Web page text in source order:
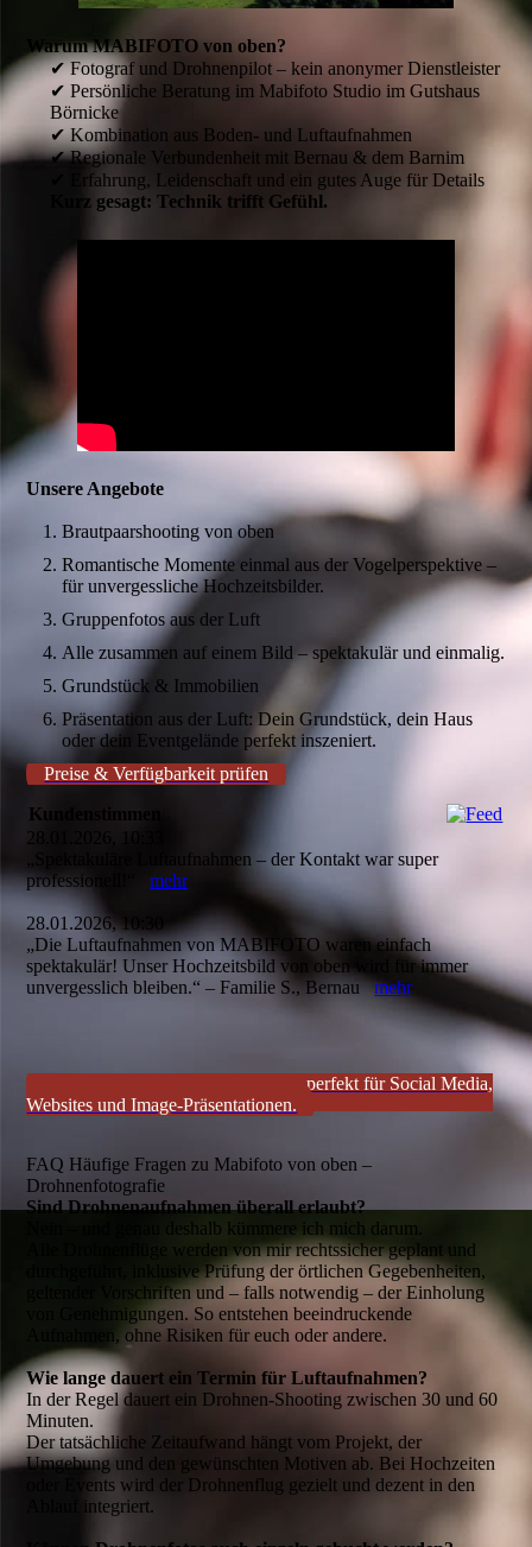
Warum MABIFOTO von oben?
✔ Fotograf und Drohnenpilot – kein anonymer Dienstleister
✔ Persönliche Beratung im Mabifoto Studio im Gutshaus
Börnicke
✔ Kombination aus Boden- und Luftaufnahmen
✔ Regionale Verbundenheit mit Bernau & dem Barnim
✔ Erfahrung, Leidenschaft und ein gutes Auge für Details
Kurz gesagt: Technik trifft Gefühl.
Unsere Angebote
Brautpaarshooting von oben
Romantische Momente einmal aus der Vogelperspektive –
für unvergessliche Hochzeitsbilder.
Gruppenfotos aus der Luft
Alle zusammen auf einem Bild – spektakulär und einmalig.
Grundstück & Immobilien
Präsentation aus der Luft: Dein Grundstück, dein Haus
oder dein Eventgelände perfekt inszeniert.
Preise & Verfügbarkeit prüfen
Kundenstimmen
28.01.2026, 10:33
„Spektakuläre Luftaufnahmen – der Kontakt war super
professionell!“mehr
28.01.2026, 10:30
„Die Luftaufnahmen von MABIFOTO waren einfach
spektakulär! Unser Hochzeitsbild von oben wird für immer
unvergesslich bleiben.“ – Familie S., Bernaumehr
Drohnenfotos und -videos in 4K – perfekt für Social Media,
Websites und Image-Präsentationen.
FAQ Häufige Fragen zu Mabifoto von oben –
Drohnenfotografie
Sind Drohnenaufnahmen überall erlaubt?
Nein – und genau deshalb kümmere ich mich darum.
Alle Drohnenflüge werden von mir rechtssicher geplant und
durchgeführt, inklusive Prüfung der örtlichen Gegebenheiten,
geltender Vorschriften und – falls notwendig – der Einholung
von Genehmigungen. So entstehen beeindruckende
Aufnahmen, ohne Risiken für euch oder andere.
Wie lange dauert ein Termin für Luftaufnahmen?
In der Regel dauert ein Drohnen-Shooting zwischen 30 und 60
Minuten.
Der tatsächliche Zeitaufwand hängt vom Projekt, der
Umgebung und den gewünschten Motiven ab. Bei Hochzeiten
oder Events wird der Drohnenflug gezielt und dezent in den
Ablauf integriert.